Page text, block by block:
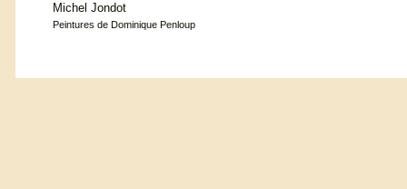
Michel Jondot
Peintures de Dominique Penloup